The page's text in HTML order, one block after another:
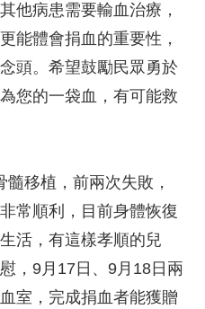
他病患需要輸血治療，
能體會捐血的重要性，
頭。希望鼓勵民眾勇於
您的一袋血，有可能救
移植，前兩次失敗，
常順利，目前身體恢復
活，有這樣孝順的兒
，9月17日、9月18日兩
室，完成捐血者能獲贈